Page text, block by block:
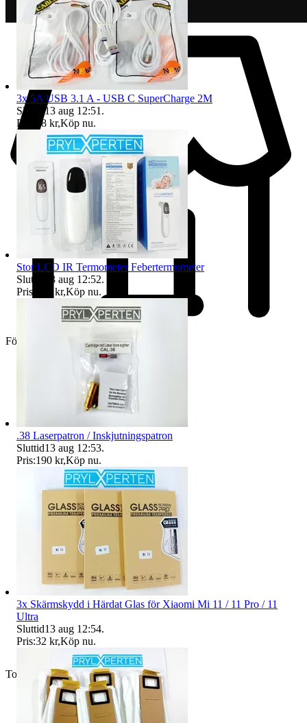
Företag
Toppsäljare
3x 5A USB 3.1 A - USB C SuperCharge 2M
Sluttid 13 aug 12:51 .
Pris:
98 kr,Köp nu.
Stor LCD IR Termometer Febertermometer
Sluttid
13 aug 12:52.
Pris:
134 kr,Köp nu.
.38 Laserpatron / Inskjutningspatron
Sluttid13 aug 12:53.
Pris:190 kr,Köp nu.
3x Skärmskydd i Härdat Glas för Xiaomi Mi 11 / 11 Pro / 11
Ultra
Sluttid13 aug 12:54.
Pris:32 kr,Köp nu.